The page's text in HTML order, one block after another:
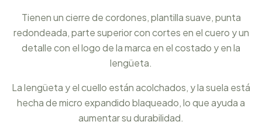
Tienen un cierre de cordones, plantilla suave, punta
redondeada, parte superior con cortes en el cuero y un
detalle con el logo de la marca en el costado y en la
lengüeta.
La lengüeta y el cuello están acolchados, y la suela está
hecha de micro expandido blaqueado, lo que ayuda a
aumentar su durabilidad.